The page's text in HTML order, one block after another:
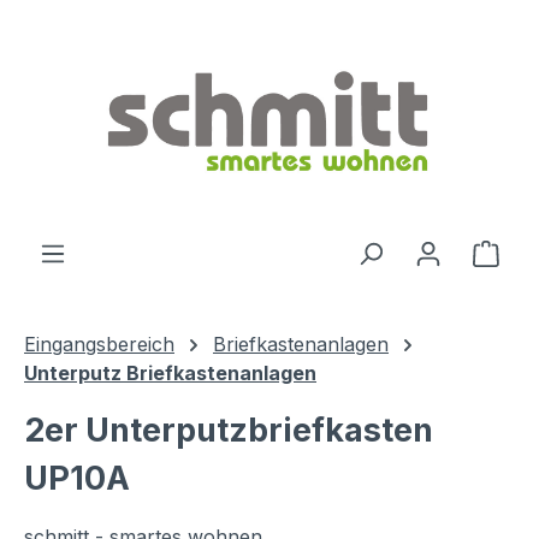
Eingangsbereich
Briefkastenanlagen
Unterputz Briefkastenanlagen
2er Unterputzbriefkasten
UP10A